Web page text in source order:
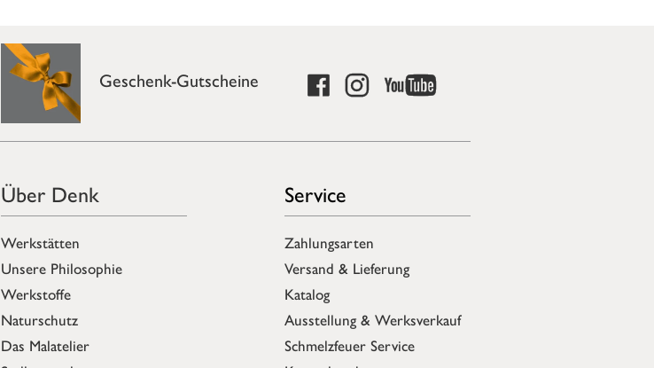
Geschenk-Gutscheine
Über Denk
Werkstätten
Unsere Philosophie
Werkstoffe
Naturschutz
Das Malatelier
Service
Zahlungsarten
Versand & Lieferung
Katalog
Ausstellung & Werksverkauf
Schmelzfeuer Service